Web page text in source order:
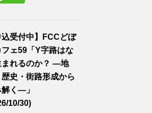
込受付中】FCCどぼ
フェ59「Y字路はな
まれるのか？ ―地
史・街路形成から
く―」
10/30)